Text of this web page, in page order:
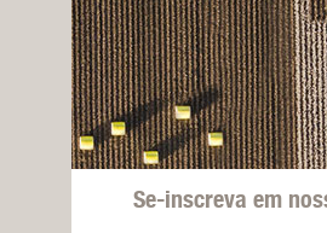
Se-inscreva em